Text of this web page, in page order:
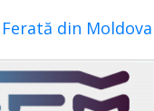
Ferată din Moldova